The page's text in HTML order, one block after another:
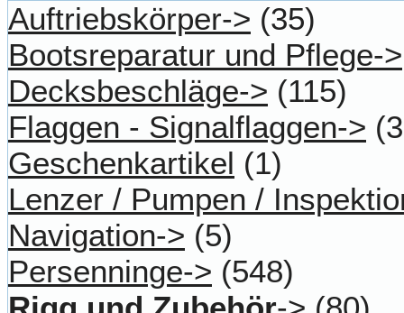
Auftriebskörper-> (35)
Bootsreparatur und Pflege->
Decksbeschläge-> (115)
Flaggen - Signalflaggen->
Geschenkartikel (1)
Lenzer / Pumpen /
Navigation-> (5)
Persenninge-> (548)